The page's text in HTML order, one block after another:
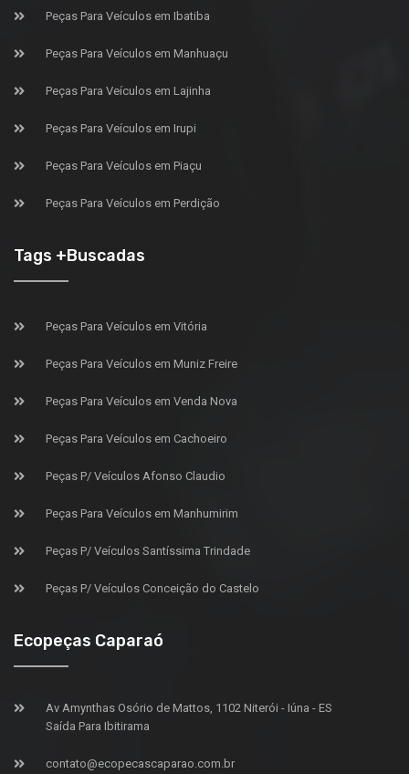
Peças Para Veículos em Ibatiba
Peças Para Veículos em Manhuaçu
Peças Para Veículos em Lajinha
Peças Para Veículos em Irupi
Peças Para Veículos em Piaçu
Peças Para Veículos em Perdição
Tags +Buscadas
Peças Para Veículos em Vitória
Peças Para Veículos em Muniz Freire
Peças Para Veículos em Venda Nova
Peças Para Veículos em Cachoeiro
Peças P/ Veículos Afonso Claudio
Peças Para Veículos em Manhumirim
Peças P/ Veículos Santíssima Trindade
Peças P/ Veículos Conceição do Castelo
Ecopeças Caparaó
Av Amynthas Osório de Mattos, 1102 Niterói - Iúna - ES
Saída Para Ibitirama
contato@ecopecascaparao.com.br